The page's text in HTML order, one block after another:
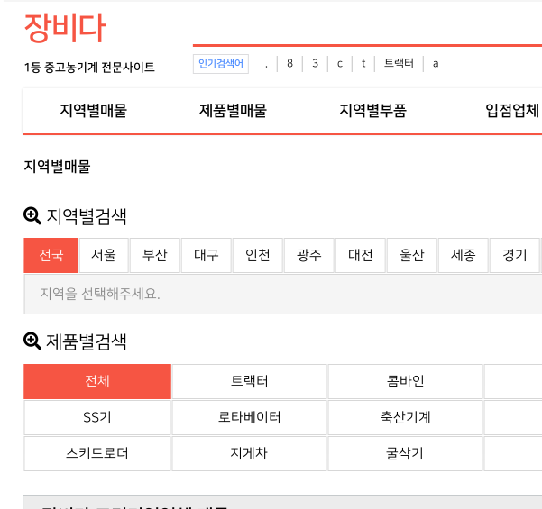
장비다
1등 중고농기계 전문사이트 인기검색어 . 8 3 c t 트랙터 a
지역별매물 제품별매물 지역별부품 입점업체
지역별매물
지역별검색
전국 서울 부산 대구 인천 광주 대전 울산 세종 경기
지역을 선택해주세요.
제품별검색
전체 트랙터 콤바인
SS기 로타베이터 축산기계
스키드로더 지게차 굴삭기